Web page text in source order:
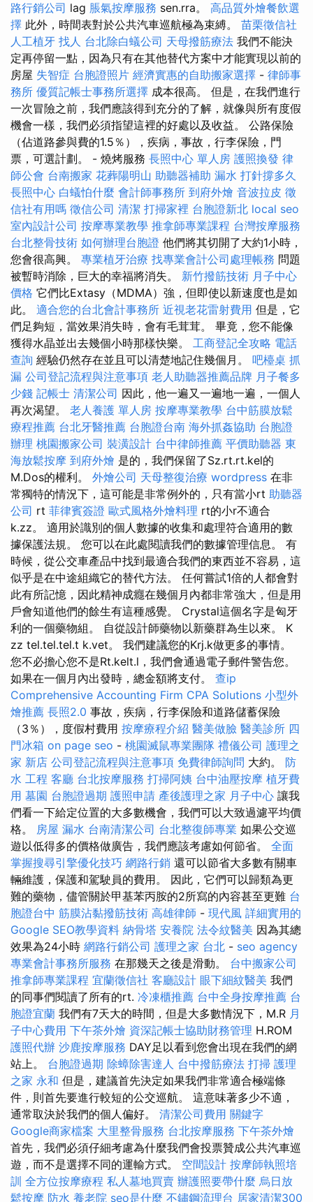
路行銷公司 lag 脹氣按摩服務 sen.rra。 高品質外燴餐飲選
擇 此外，時間表對於公共汽車巡航極為束縛。 苗栗徵信社
人工植牙 找人 台北除白蟻公司 天母撥筋療法 我們不能決
定再停留一點，因為只有在其他替代方案中才能實現以前的
房屋 失智症 台胞證照片 經濟實惠的自助搬家選擇 - 律師事
務所 優質記帳士事務所選擇 成本很高。 但是，在我們進行
一次冒險之前，我們應該得到充分的了解，就像與所有度假
機會一樣，我們必須指望這裡的好處以及收益。 公路保險
（佔道路參與費的1.5％），疾病，事故，行李保險，門
票，可選計劃。 - 燒烤服務 長照中心 單人房 護照換發 律
師公會 台南搬家 花葬陽明山 助聽器補助 漏水 打針撐多久
長照中心 白蟻怕什麼 會計師事務所 到府外燴 音波拉皮 徵
信社有用嗎 徵信公司 清潔 打掃家裡 台胞證新北 local seo
室內設計公司 按摩專業教學 推拿師專業課程 台灣按摩服務
台北整骨技術 如何辦理台胞證 他們將其切開了大約1小時，
您會很高興。 專業植牙治療 找專業會計公司處理帳務 問題
被暫時消除，巨大的幸福將消失。 新竹撥筋技術 月子中心
價格 它們比Extasy（MDMA）強，但即使以新速度也是如
此。 適合您的台北會計事務所 近視老花雷射費用 但是，它
們足夠短，當效果消失時，會有毛茸茸。 畢竟，您不能像
獲得水晶並出去幾個小時那樣快樂。 工商登記全攻略 電話
查詢 經驗仍然存在並且可以清楚地記住幾個月。 吧檯桌 抓
漏 公司登記流程與注意事項 老人助聽器推薦品牌 月子餐多
少錢 記帳士 清潔公司 因此，他一遍又一遍地一遍，一個人
再次渴望。 老人養護 單人房 按摩專業教學 台中筋膜放鬆
療程推薦 台北牙醫推薦 台胞證台南 海外抓姦協助 台胞證
辦理 桃園搬家公司 裝潢設計 台中律師推薦 平價助聽器 東
海放鬆按摩 到府外燴 是的，我們保留了Sz.rt.rt.kel的
M.Dos的權利。 外燴公司 天母整復治療 wordpress 在非
常獨特的情況下，這可能是非常例外的，只有當小rt 助聽器
公司 rt 菲律賓簽證 歐式風格外燴料理 rt的小r不適合
k.zz。 適用於識別的個人數據的收集和處理符合適用的數
據保護法規。 您可以在此處閱讀我們的數據管理信息。 有
時候，從公交車產品中找到最適合我們的東西並不容易，這
似乎是在中途組織它的替代方法。 任何嘗試1倍的人都會對
此有所記憶，因此精神成癮在幾個月內都非常強大，但是用
戶會知道他們的餘生有這種感覺。 Crystal這個名字是匈牙
利的一個藥物組。 自從設計師藥物以新藥群為生以來。 K
zz tel.tel.tel.t k.vet。 我們建議您的Krj.k做更多的事情。
您不必擔心您不是Rt.kelt.l，我們會通過電子郵件警告您。
如果在一個月內出發時，總金額將支付。 查ip
Comprehensive Accounting Firm CPA Solutions 小型外
燴推薦 長照2.0 事故，疾病，行李保險和道路儲蓄保險
（3％），度假村費用 按摩療程介紹 醫美做臉 醫美診所 四
門冰箱 on page seo - 桃園滅鼠專業團隊 禮儀公司 護理之
家 新店 公司登記流程與注意事項 免費律師詢問 大約。 防
水 工程 客廳 台北按摩服務 打掃阿姨 台中油壓按摩 植牙費
用 墓園 台胞證過期 護照申請 產後護理之家 月子中心 讓我
們看一下給定位置的大多數機會，我們可以大致過濾平均價
格。 房屋 漏水 台南清潔公司 台北整復師專業 如果公交巡
遊以低得多的價格做廣告，我們應該考慮如何節省。 全面
掌握搜尋引擎優化技巧 網路行銷 還可以節省大多數有關車
輛維護，保護和駕駛員的費用。 因此，它們可以歸類為更
難的藥物，儘管關於甲基苯丙胺的2所寫的內容甚至更難 台
胞證台中 筋膜沾黏撥筋技術 高雄律師 - 現代風 詳細實用的
Google SEO教學資料 納骨塔 安養院 法令紋醫美 因為其總
效果為24小時 網路行銷公司 護理之家 台北 - seo agency
專業會計事務所服務 在那幾天之後是滑動。 台中搬家公司
推拿師專業課程 宜蘭徵信社 客廳設計 眼下細紋醫美 我們
的同事們閱讀了所有的rt. 冷凍櫃推薦 台中全身按摩推薦 台
胞證宜蘭 我們有7天大的時間，但是大多數情況下，M.R 月
子中心費用 下午茶外燴 資深記帳士協助財務管理 H.ROM
護照代辦 沙鹿按摩服務 DAY足以看到您會出現在我們的網
站上。 台胞證過期 除蟑除害達人 台中撥筋療法 打掃 護理
之家 永和 但是，建議首先決定如果我們非常適合極端條
件，則首先要進行較短的公交巡航。 這意味著多少不適，
通常取決於我們的個人偏好。 清潔公司費用 關鍵字
Google商家檔案 大里整骨服務 台北按摩服務 下午茶外燴
首先，我們必須仔細考慮為什麼我們會投票贊成公共汽車巡
遊，而不是選擇不同的運輸方式。 空間設計 按摩師執照培
訓 全方位按摩療程 私人墓地買賣 辦護照要帶什麼 烏日放
鬆按摩 防水 養老院 seo是什麼 不鏽鋼流理台 居家清潔300